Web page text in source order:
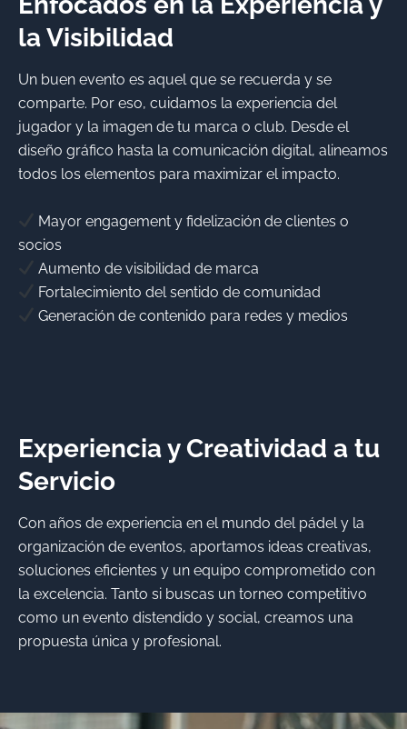
la Visibilidad
Un buen evento es aquel que se recuerda y se
comparte. Por eso, cuidamos la experiencia del
jugador y la imagen de tu marca o club. Desde el
diseño gráfico hasta la comunicación digital, alineamos
todos los elementos para maximizar el impacto.
Mayor engagement y fidelización de clientes o
socios
Aumento de visibilidad de marca
Fortalecimiento del sentido de comunidad
Generación de contenido para redes y medios
Experiencia y Creatividad a tu
Servicio
Con años de experiencia en el mundo del pádel y la
organización de eventos, aportamos ideas creativas,
soluciones eficientes y un equipo comprometido con
la excelencia. Tanto si buscas un torneo competitivo
como un evento distendido y social, creamos una
propuesta única y profesional.